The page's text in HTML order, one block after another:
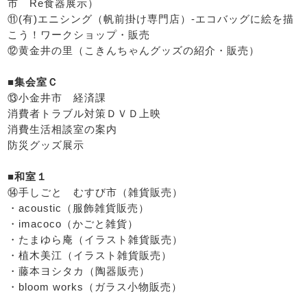
市 Re食器展示）
⑪(有)エニシング（帆前掛け専門店）-エコバッグに絵を描
こう！ワークショップ・販売
⑫黄金井の里（こきんちゃんグッズの紹介・販売）
■集会室Ｃ
⑬小金井市 経済課
消費者トラブル対策ＤＶＤ上映
消費生活相談室の案内
防災グッズ展示
■和室１
⑭手しごと むすび市（雑貨販売）
・acoustic（服飾雑貨販売）
・imacoco（かごと雑貨）
・たまゆら庵（イラスト雑貨販売）
・植木美江（イラスト雑貨販売）
・藤本ヨシタカ（陶器販売）
・bloom works（ガラス小物販売）